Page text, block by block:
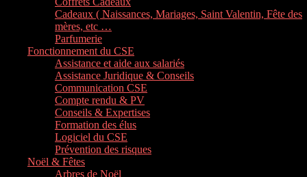
Cadeaux ( Naissances, Mariages, Saint Valentin, Fête des
mères, etc …
Parfumerie
Fonctionnement du CSE
Assistance et aide aux salariés
Assistance Juridique & Conseils
Communication CSE
Compte rendu & PV
Conseils & Expertises
Formation des élus
Logiciel du CSE
Prévention des risques
Noël & Fêtes
Arbres de Noël